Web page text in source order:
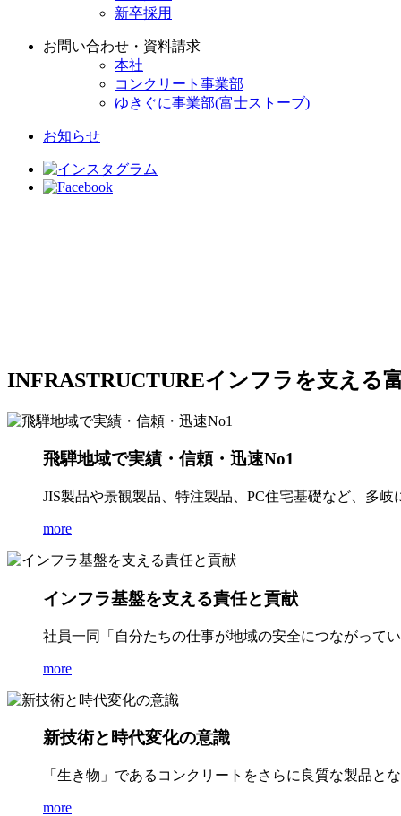
新卒採用
お問い合わせ・資料請求
本社
コンクリート事業部
ゆきぐに事業部(富士ストーブ)
お知らせ
INFRASTRUCTUREインフラを支える
飛騨地域で実績・信頼・迅速No1
JIS製品や景観製品、特注製品、PC住宅基礎など、多
more
インフラ基盤を支える責任と貢献
社員一同「自分たちの仕事が地域の安全につながって
more
新技術と時代変化の意識
「生き物」であるコンクリートをさらに良質な製品と
more